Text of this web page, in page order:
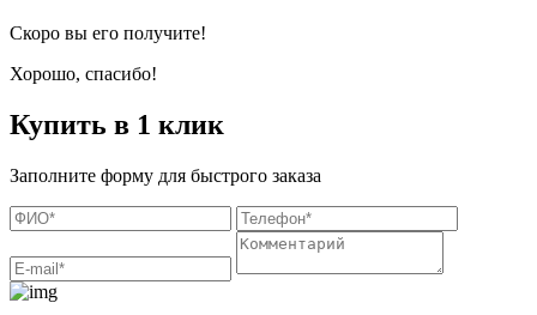
Скоро вы его получите!
Хорошо, спасибо!
Купить в 1 клик
Заполните форму для быстрого заказа